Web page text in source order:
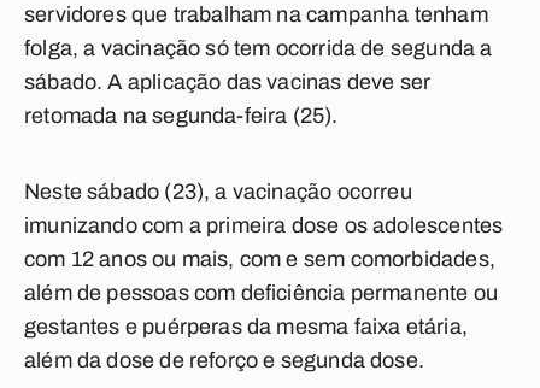
servidores que trabalham na campanha tenham
folga, a vacinação só tem ocorrida de segunda a
sábado. A aplicação das vacinas deve ser
retomada na segunda-feira (25).
Neste sábado (23), a vacinação ocorreu
imunizando com a primeira dose os adolescentes
com 12 anos ou mais, com e sem comorbidades,
além de pessoas com deficiência permanente ou
gestantes e puérperas da mesma faixa etária,
além da dose de reforço e segunda dose.